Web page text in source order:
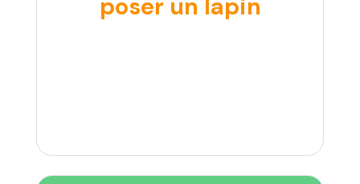
poser un lapin